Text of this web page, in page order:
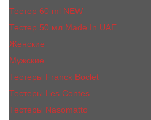
Тестер 60 ml NEW
Тестер 50 мл Made In UAE
Женские
Мужские
Тестеры Franck Boclet
Тестеры Les Contes
Тестеры Nasomatto